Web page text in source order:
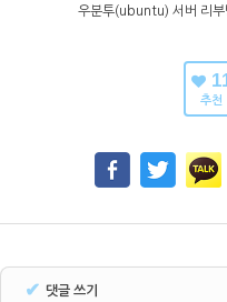
우분투(ubuntu) 서버 리
추천
✔ 댓글 쓰기